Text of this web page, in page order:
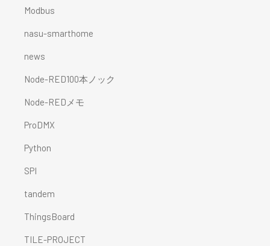
Modbus
nasu-smarthome
news
Node-RED100本ノック
Node-REDメモ
ProDMX
Python
SPI
tandem
ThingsBoard
TILE-PROJECT